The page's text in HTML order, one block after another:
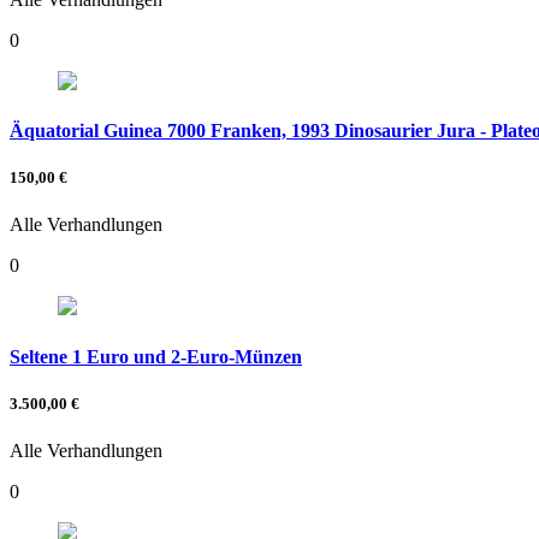
0
Äquatorial Guinea 7000 Franken, 1993 Dinosaurier Jura -
150,00 €
Alle Verhandlungen
0
Seltene 1 Euro und 2-Euro-Münzen
3.500,00 €
Alle Verhandlungen
0